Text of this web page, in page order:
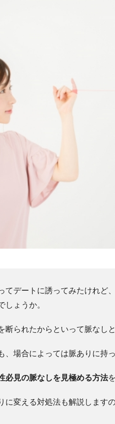
てデートに誘ってみたけれど
しょうか。
断られたからといって脈なし
、場合によっては脈ありに持
必見の脈なしを見極める方法
に変える対処法も解説します